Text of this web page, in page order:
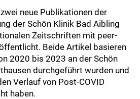
neue Publikationen der
der Schön Klinik Bad Aibling
Zeitschriften mit peer-
Beide Artikel basieren
2020 bis 2023 an der Schön
durchgeführt wurden und
Verlauf von Post-COVID
haben.